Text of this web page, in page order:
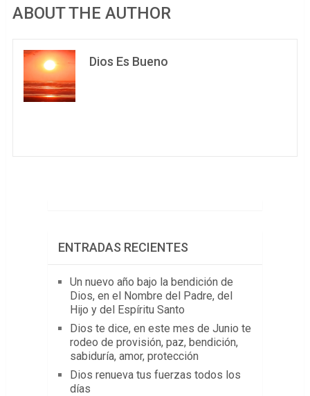
ABOUT THE AUTHOR
Dios Es Bueno
ENTRADAS RECIENTES
Un nuevo año bajo la bendición de
Dios, en el Nombre del Padre, del
Hijo y del Espíritu Santo
Dios te dice, en este mes de Junio te
rodeo de provisión, paz, bendición,
sabiduría, amor, protección
Dios renueva tus fuerzas todos los
días